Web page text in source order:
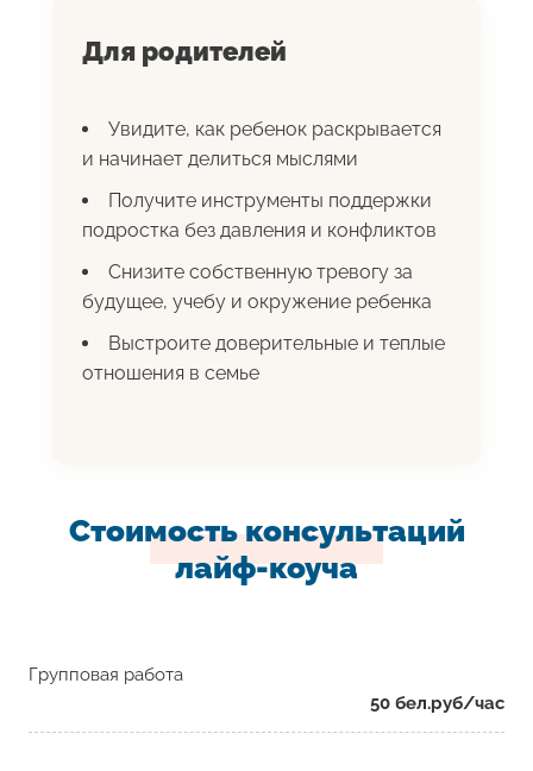
Для родителей
Увидите, как ребенок раскрывается
и начинает делиться мыслями
Получите инструменты поддержки
подростка без давления и конфликтов
Снизите собственную тревогу за
будущее, учебу и окружение ребенка
Выстроите доверительные и теплые
отношения в семье
Стоимость консультаций
лайф-коуча
Групповая работа
50 бел.руб/час